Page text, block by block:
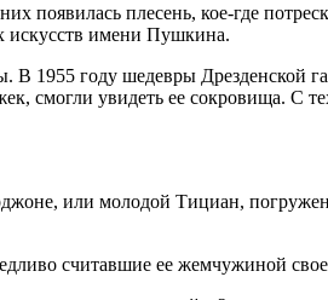
появилась плесень, кое-где
искусств имени Пушкина.
В 1955 году шедевры Дрезденской
смогли увидеть ее сокровища. С
или молодой Тициан,
считавшие ее жемчужиной